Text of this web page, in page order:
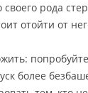
рода
отойти от
более